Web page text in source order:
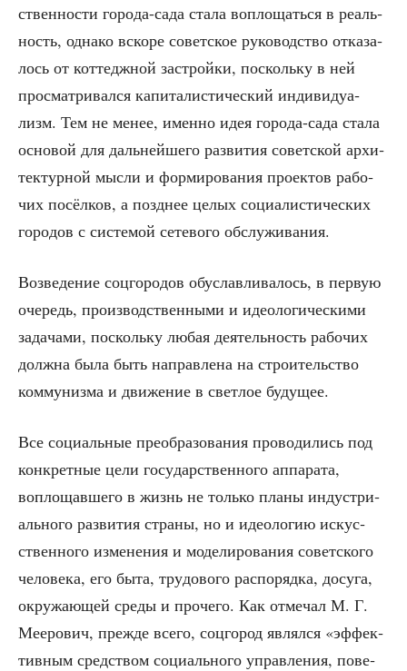
ствен­но­сти горо­да-сада ста­ла вопло­щать­ся в реаль­
ность, одна­ко вско­ре совет­ское руко­вод­ство отка­за­
лось от кот­те­дж­ной застрой­ки, посколь­ку в ней
про­смат­ри­вал­ся капи­та­ли­сти­че­ский инди­ви­ду­а­
лизм. Тем не менее, имен­но идея горо­да-сада ста­ла
осно­вой для даль­ней­ше­го раз­ви­тия совет­ской архи­
тек­тур­ной мыс­ли и фор­ми­ро­ва­ния про­ек­тов рабо­
чих посёл­ков, а позд­нее целых соци­а­ли­сти­че­ских
горо­дов с систе­мой сете­во­го обслуживания.
Воз­ве­де­ние соц­го­ро­дов обу­слав­ли­ва­лось, в первую
оче­редь, про­из­вод­ствен­ны­ми и идео­ло­ги­че­ски­ми
зада­ча­ми, посколь­ку любая дея­тель­ность рабо­чих
долж­на была быть направ­ле­на на стро­и­тель­ство
ком­му­низ­ма и дви­же­ние в свет­лое будущее.
Все соци­аль­ные пре­об­ра­зо­ва­ния про­во­ди­лись под
кон­крет­ные цели госу­дар­ствен­но­го аппа­ра­та,
вопло­щав­ше­го в жизнь не толь­ко пла­ны инду­стри­
аль­но­го раз­ви­тия стра­ны, но и идео­ло­гию искус­
ствен­но­го изме­не­ния и моде­ли­ро­ва­ния совет­ско­го
чело­ве­ка, его быта, тру­до­во­го рас­по­ряд­ка, досу­га,
окру­жа­ю­щей сре­ды и про­че­го. Как отме­чал М. Г.
Мее­ро­вич, преж­де все­го, соц­го­род являл­ся «эффек­
тив­ным сред­ством соци­аль­но­го управ­ле­ния, пове­